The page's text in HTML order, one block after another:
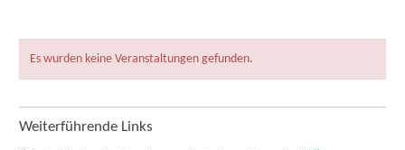
Es wurden keine Veranstaltungen gefunden.
Weiterführende Links